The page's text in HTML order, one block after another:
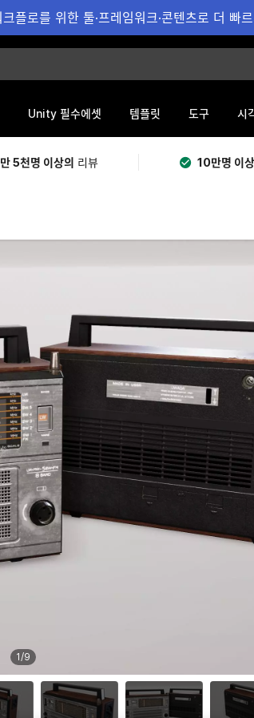
플로를 위한 툴·프레임워크·콘텐츠로 더
Unity 필수에셋 템플릿 도구 시
5천명 이상의 리뷰 10만명 이
1/9